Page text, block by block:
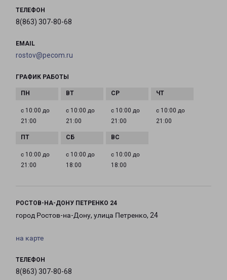
ТЕЛЕФОН
8(863) 307-80-68
EMAIL
rostov@pecom.ru
ГРАФИК РАБОТЫ
с 10:00 до
21:00
с 10:00 до
21:00
с 10:00 до
21:00
с 10:00 до
21:00
с 10:00 до
21:00
с 10:00 до
18:00
с 10:00 до
18:00
РОСТОВ-НА-ДОНУ ПЕТРЕНКО 24
город Ростов-на-Дону, улица Петренко, 24
на карте
ТЕЛЕФОН
8(863) 307-80-68